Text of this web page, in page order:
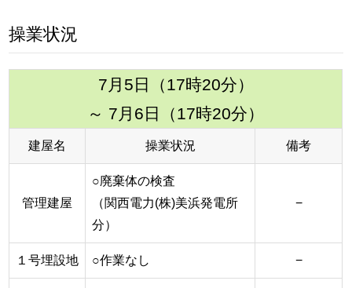
操業状況
7月5日（17時20分）
～ 7月6日（17時20分）
建屋名 操業状況 備考
管理建屋
○廃棄体の検査
（関西電力(株)美浜発電所
分）
−
１号埋設地 ○作業なし −